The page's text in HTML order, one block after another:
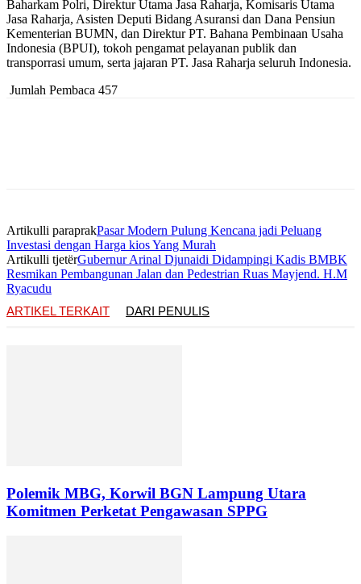
Baharkam Polri, Direktur Utama Jasa Raharja, Komisaris Utama
Jasa Raharja, Asisten Deputi Bidang Asuransi dan Dana Pensiun
Kementerian BUMN, dan Direktur PT. Bahana Pembinaan Usaha
Indonesia (BPUI), tokoh pengamat pelayanan publik dan
transporrasi umum, serta jajaran PT. Jasa Raharja seluruh Indonesia.
Jumlah Pembaca 457
Artikulli paraprakPasar Modern Pulung Kencana jadi Peluang
Investasi dengan Harga kios Yang Murah
Artikulli tjetërGubernur Arinal Djunaidi Didampingi Kadis BMBK
Resmikan Pembangunan Jalan dan Pedestrian Ruas Mayjend. H.M
Ryacudu
ARTIKEL TERKAIT
DARI PENULIS
Polemik MBG, Korwil BGN Lampung Utara
Komitmen Perketat Pengawasan SPPG